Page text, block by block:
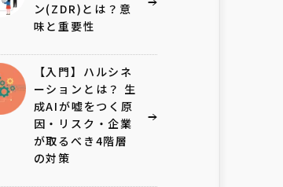
ン(ZDR)とは？意
味と重要性
【入門】ハルシネ
ーションとは？ 生
成AIが嘘をつく原
因・リスク・企業
が取るべき4階層
の対策